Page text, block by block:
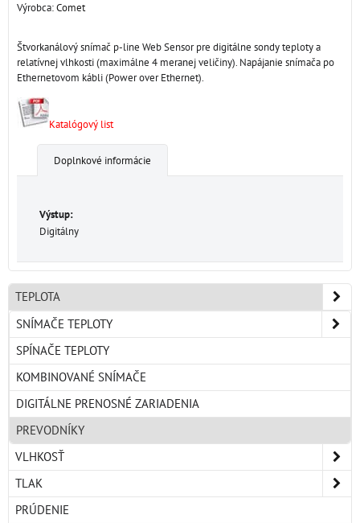
Výrobca:Comet
Štvorkanálový snímač p-line Web Sensor pre digitálne sondy teploty a
relatívnej vlhkosti (maximálne 4 meranej veličiny). Napájanie snímača po
Ethernetovom kábli (Power over Ethernet).
Katalógový list
Doplnkové informácie
Výstup:
Digitálny
TEPLOTA
SNÍMAČE TEPLOTY
SPÍNAČE TEPLOTY
KOMBINOVANÉ SNÍMAČE
DIGITÁLNE PRENOSNÉ ZARIADENIA
PREVODNÍKY
VLHKOSŤ
TLAK
PRÚDENIE